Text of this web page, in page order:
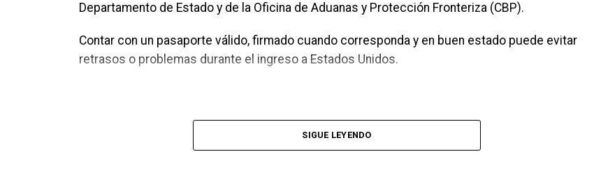
Asambleas Internacionales reunirán delegados de diversos países
Como parte del programa mundial de 2026, los Testigos de Jehová también celebrarán 19
Asambleas Internacionales, distribuidas en 13 países, donde miles de delegados compartirán
Entre las ciudades anfitrionas confirmadas se encuentran:
Departamento de Estado y de la Oficina de Aduanas y Protección Fronteriza (CBP).
Contar con un pasaporte válido, firmado cuando corresponda y en buen estado puede evitar
retrasos o problemas durante el ingreso a Estados Unidos.
SIGUE LEYENDO